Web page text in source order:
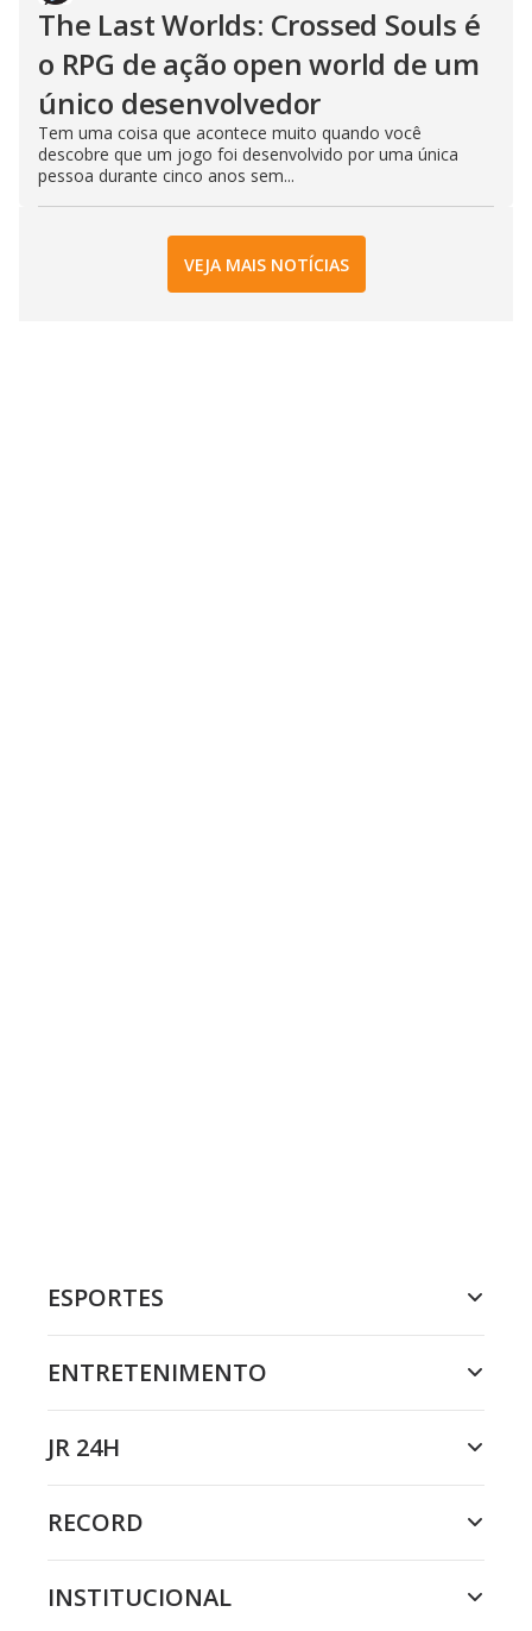
The Last Worlds: Crossed Souls é
o RPG de ação open world de um
único desenvolvedor
Tem uma coisa que acontece muito quando você
descobre que um jogo foi desenvolvido por uma única
pessoa durante cinco anos sem...
VEJA MAIS NOTÍCIAS
ESPORTES
ENTRETENIMENTO
JR 24H
RECORD
INSTITUCIONAL